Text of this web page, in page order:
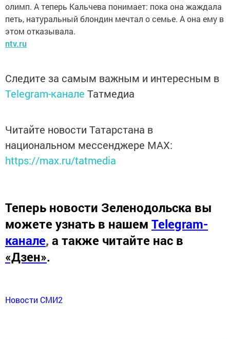
олимп. А теперь Кальчева понимает: пока она жаждала
петь, натуральный блондин мечтал о семье. А она ему в
этом отказывала.
ntv.ru
Следите за самым важным и интересным в
Telegram-канале Татмедиа
Читайте новости Татарстана в
национальном мессенджере MАХ:
https://max.ru/tatmedia
Теперь новости Зеленодольска вы
можете узнать в нашем Telegram-
канале, а также читайте нас в
«Дзен».
Новости СМИ2